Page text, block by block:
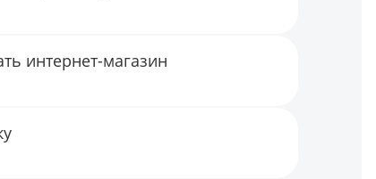
интернет-магазин